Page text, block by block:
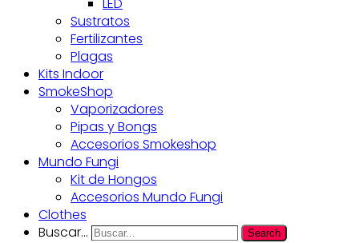
LED
Sustratos
Fertilizantes
Plagas
Kits Indoor
SmokeShop
Vaporizadores
Pipas y Bongs
Accesorios Smokeshop
Mundo Fungi
Kit de Hongos
Accesorios Mundo Fungi
Clothes
Buscar...
Search